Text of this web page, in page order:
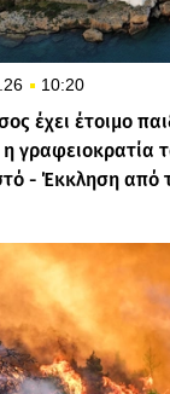
10:20
έχει έτοιμο
γραφειοκρατία
- Έκκληση από